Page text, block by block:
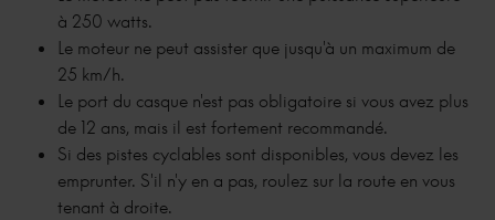
à 250 watts.
Le moteur ne peut assister que jusqu'à un maximum de
25 km/h.
Le port du casque n'est pas obligatoire si vous avez plus
de 12 ans, mais il est fortement recommandé.
Si des pistes cyclables sont disponibles, vous devez les
emprunter. S'il n'y en a pas, roulez sur la route en vous
tenant à droite.